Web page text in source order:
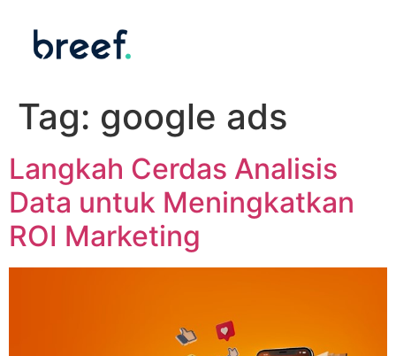
Tag: google ads
Langkah Cerdas Analisis
Data untuk Meningkatkan
ROI Marketing